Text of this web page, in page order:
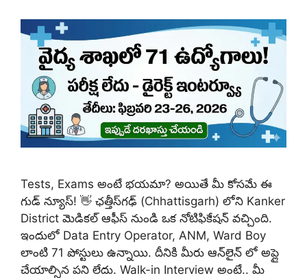
Tests, Exams అంటే భయమా? అయితే మీ కోసమే ఈ
గుడ్ న్యూస్! 👋 ఛత్తీస్‌గఢ్ (Chhattisgarh) లోని Kanker
District మెడికల్ ఆఫీస్ నుండి ఒక నోటిఫికేషన్ వచ్చింది.
ఇందులో Data Entry Operator, ANM, Ward Boy
లాంటి 71 పోస్టులు ఉన్నాయి. దీనికి మీరు ఆన్‌లైన్ లో అప్లై
చేయాల్సిన పని లేదు. Walk-in Interview అంటే.. మీ